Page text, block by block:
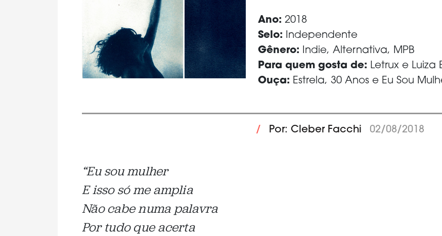
Ano: 2018
Selo: Independente
Gênero: Indie, Alternativa, MPB
Para quem gosta de: Letrux e Luiza
Ouça: Estrela, 30 Anos e Eu Sou
/ Por: Cleber Facchi 02/08/2018
“Eu sou mulher
E isso só me amplia
Não cabe numa palavra
Por tudo que acerta